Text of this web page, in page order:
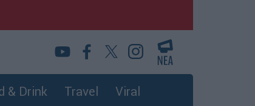
& Drink Travel Viral